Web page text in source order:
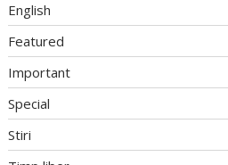
English
Featured
Important
Special
Stiri